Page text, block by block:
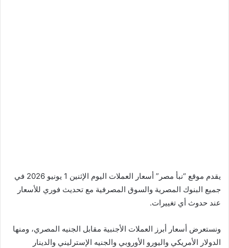
يقدم موقع “نبأ مصر” أسعار العملات اليوم الإثنين 1 يونيو 2026 في
جميع البنوك المصرية والسوق المصرفية مع تحديث فوري للأسعار
عند حدوث أي تغييرات.
ونستعرض أسعار أبرز العملات الأجنبية مقابل الجنيه المصري، ومنها
الدولار الأمريكي واليورو الأوروبي والجنيه الإسترليني والدينار